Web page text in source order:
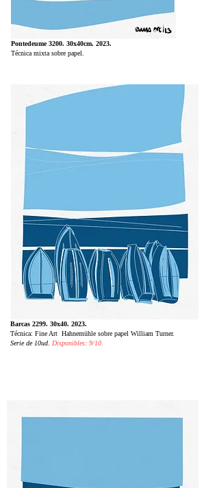
Pontedeume 3200. 30x40cm. 2023.
Técnica mixta sobre papel.
Barcas 2299. 30x40. 2023.
Técnica: Fine Art Hahnemühle sobre papel William Turner.
Serie de 10ud
Disponibles: 9/10.